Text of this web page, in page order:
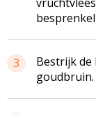
3
Bestrijk
goudbruin.